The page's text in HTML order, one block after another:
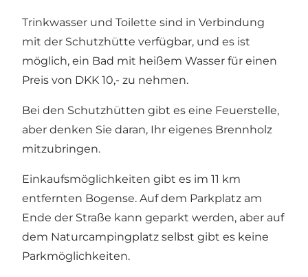
Trinkwasser und Toilette sind in Verbindung
mit der Schutzhütte verfügbar, und es ist
möglich, ein Bad mit heißem Wasser für einen
Preis von DKK 10,- zu nehmen.
Bei den Schutzhütten gibt es eine Feuerstelle,
aber denken Sie daran, Ihr eigenes Brennholz
mitzubringen.
Einkaufsmöglichkeiten gibt es im 11 km
entfernten Bogense. Auf dem Parkplatz am
Ende der Straße kann geparkt werden, aber auf
dem Naturcampingplatz selbst gibt es keine
Parkmöglichkeiten.